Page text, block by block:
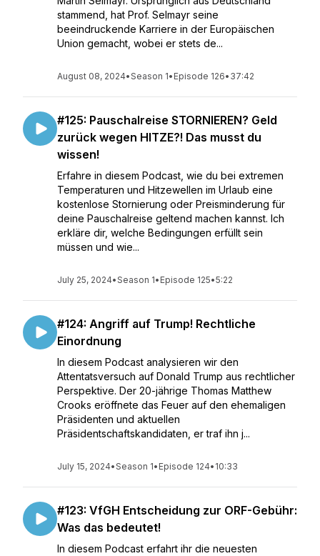
stammend, hat Prof. Selmayr seine
beeindruckende Karriere in der Europäischen
Union gemacht, wobei er stets de...
August 08, 2024•Season 1• Episode 126• 37:42
#125: Pauschalreise STORNIEREN? Geld
zurück wegen HITZE?! Das musst du
wissen!
Erfahre in diesem Podcast, wie du bei extremen
Temperaturen und Hitzewellen im Urlaub eine
kostenlose Stornierung oder Preisminderung für
deine Pauschalreise geltend machen kannst. Ich
erkläre dir, welche Bedingungen erfüllt sein
müssen und wie...
July 25, 2024•Season 1• Episode 125•5:22
#124: Angriff auf Trump! Rechtliche
Einordnung
In diesem Podcast analysieren wir den
Attentatsversuch auf Donald Trump aus rechtlicher
Perspektive. Der 20-jährige Thomas Matthew
Crooks eröffnete das Feuer auf den ehemaligen
Präsidenten und aktuellen
Präsidentschaftskandidaten, er traf ihn j...
July 15, 2024•Season 1• Episode 124• 10:33
#123: VfGH Entscheidung zur ORF-Gebühr:
Was das bedeutet!
In diesem Podcast erfahrt ihr die neuesten